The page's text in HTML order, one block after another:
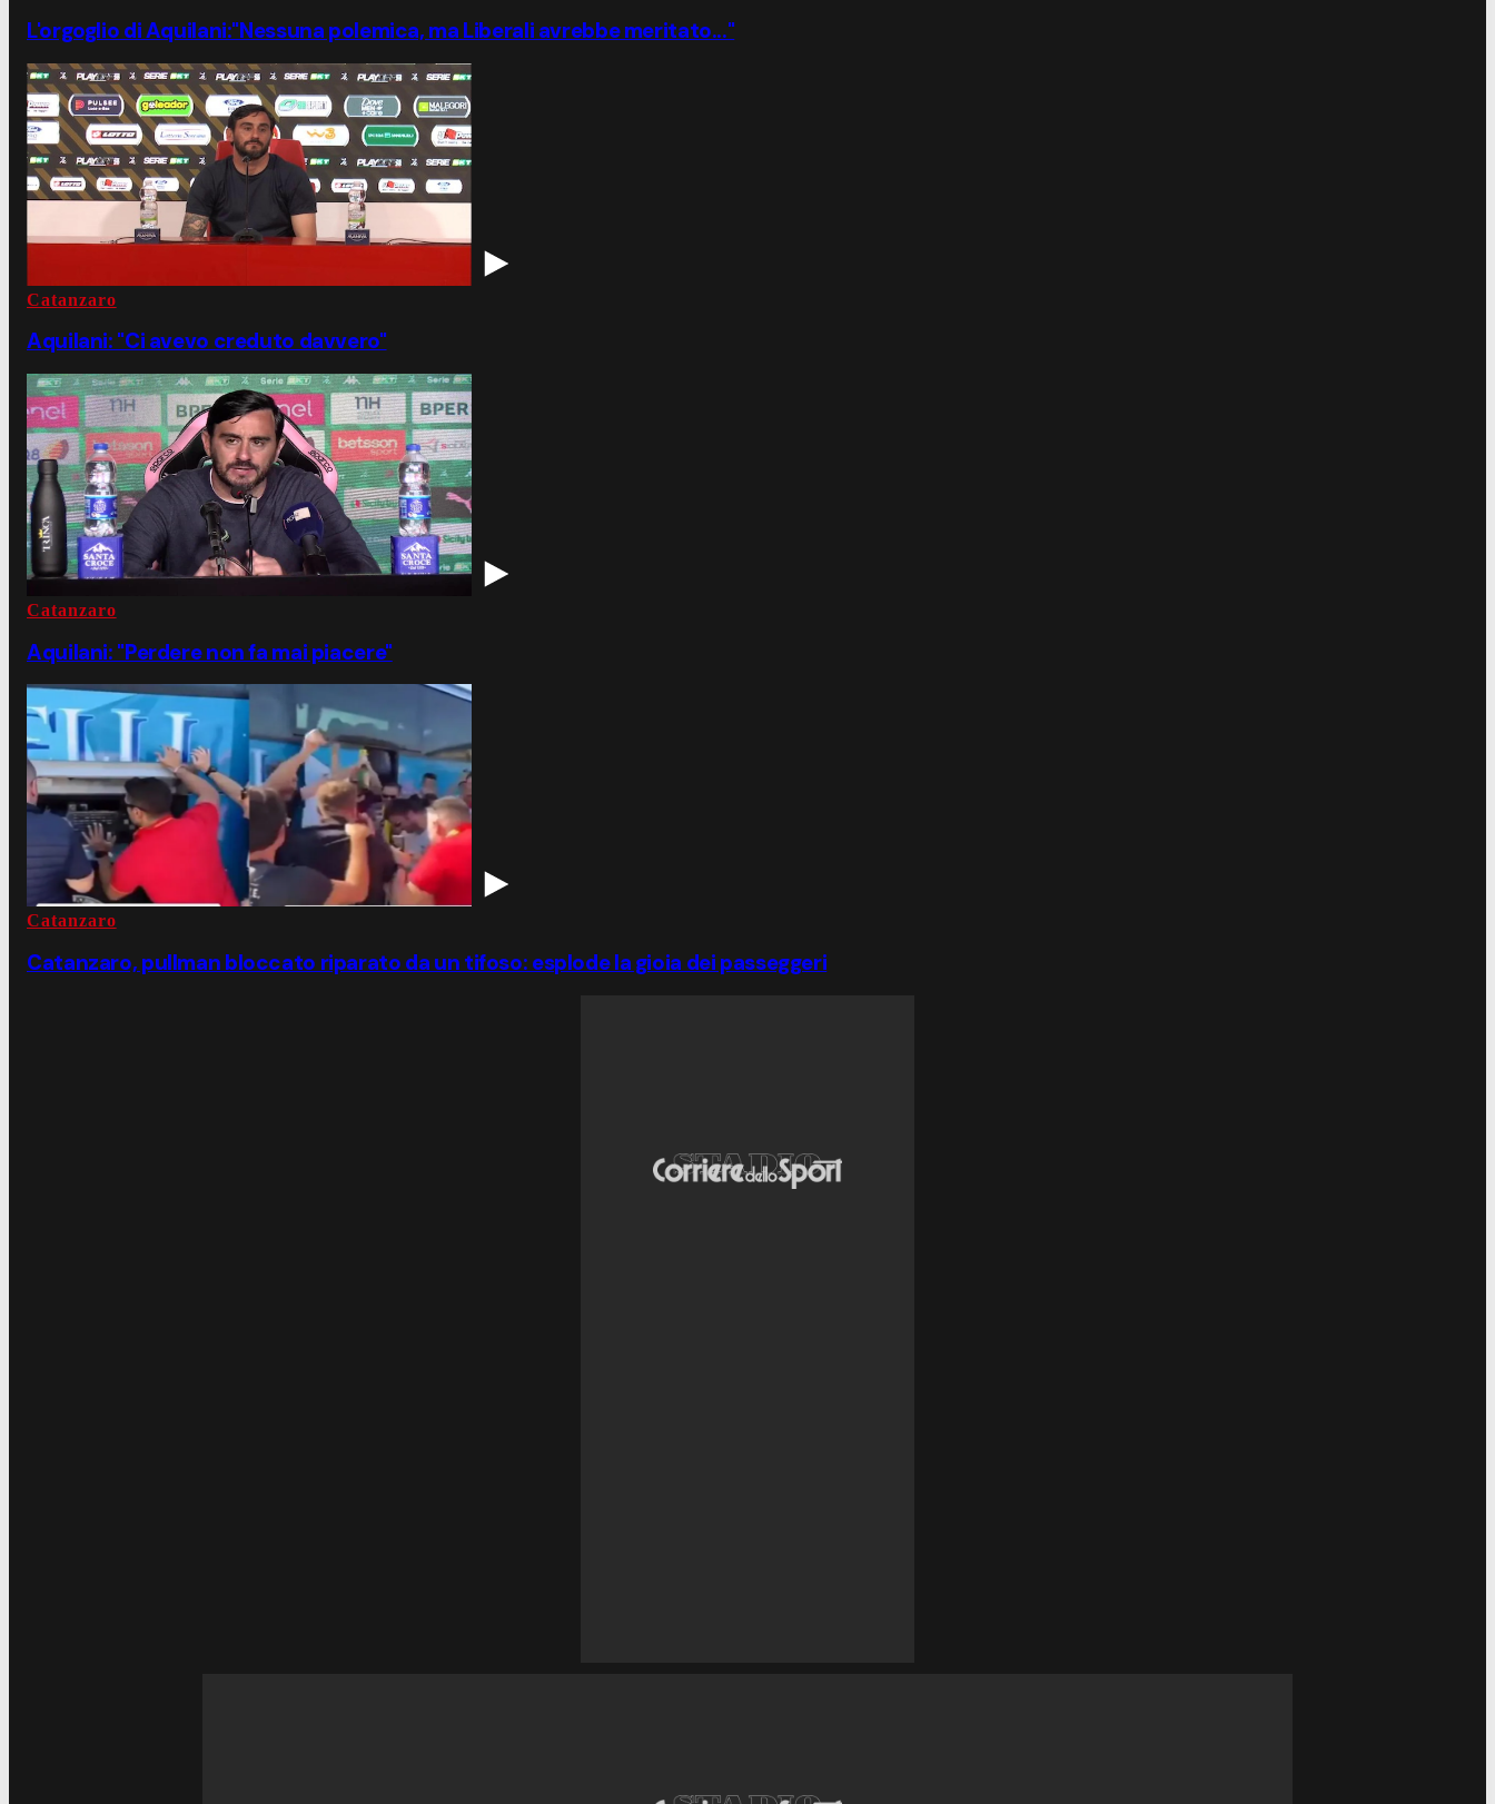
L'orgoglio di Aquilani:"Nessuna polemica, ma Liberali avrebbe meritato..."
Catanzaro
Aquilani: "Ci avevo creduto davvero"
Catanzaro
Aquilani: "Perdere non fa mai piacere"
Catanzaro
Catanzaro, pullman bloccato riparato da un tifoso: esplode la gioia dei passeggeri